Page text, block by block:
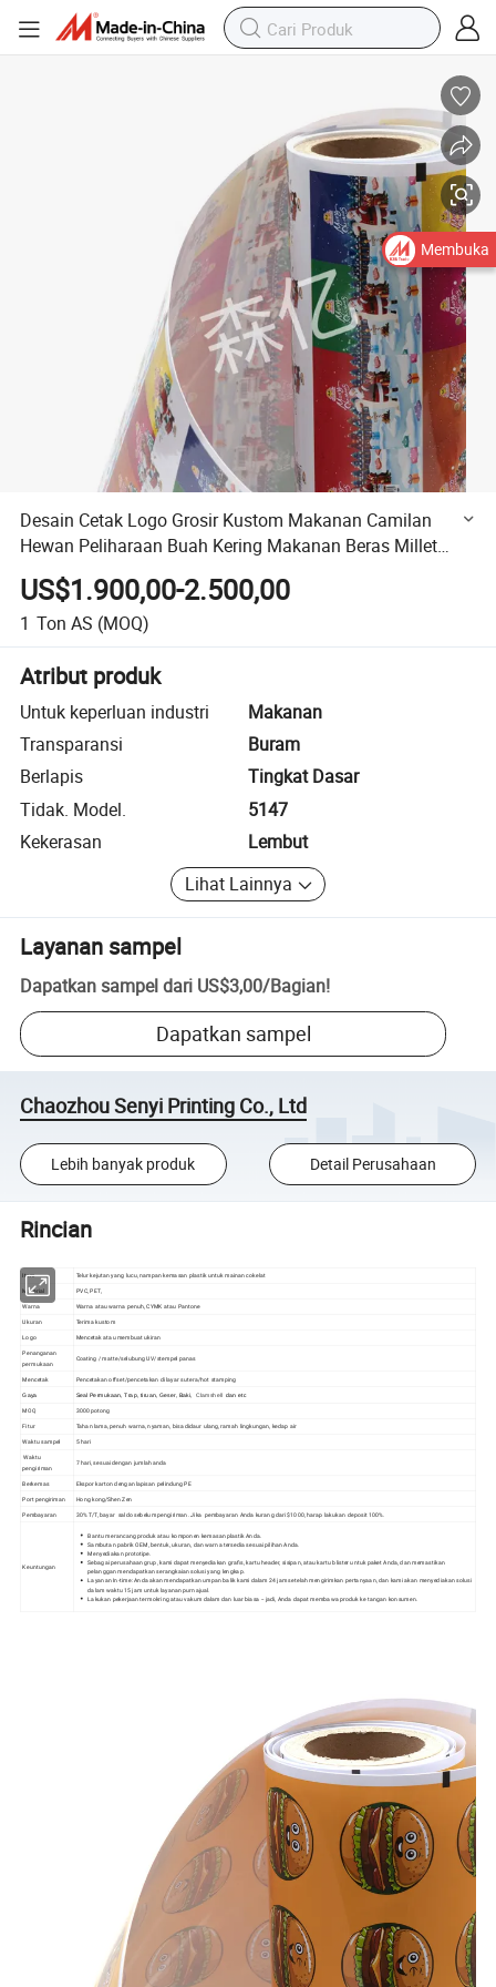
Desain Cetak Logo Grosir Kustom Makanan Camilan
Hewan Peliharaan Buah Kering Makanan Beras Millet
Kacang Kacangan Kacang Hijau Ubi Jalar Buah Kering
Cokelat Kompleks Kemasan Kopi Vakum
US$1.900,00-2.500,00
1 Ton AS (MOQ)
Atribut produk
Untuk keperluan industri
Makanan
Transparansi
Buram
Berlapis
Tingkat Dasar
Tidak. Model.
5147
Kekerasan
Lembut
Lihat Lainnya
Layanan sampel
Dapatkan sampel dari US$3,00/Bagian!
Dapatkan sampel
Chaozhou Senyi Printing Co., Ltd
Lebih banyak produk Detail Perusahaan
Rincian
Item Telur kejutan yang lucu, nampan kemasan plastik untuk mainan cokelat
Material PVC, PET,
Warna
Warna atau warna penuh, CYMK atau Pantone
Ukuran
Terima kustom
Logo Mencetak atau membuat ukiran
Penanganan
permukaan
Coating / matte/selubung UV/stempel panas
Mencetak Pencetakan offset/pencetakan di layar sutera/hot stamping
Gaya Seal Permukaan, Trap, tiruan, Geser, Baki, Clamshell dan etc
MOQ 3000 potong
Fitur
Tahan lama, penuh warna, nyaman, bisa didaur ulang, ramah lingkungan, kedap air
Waktu sampel
5 hari
Waktu
pengiriman
7 hari, sesuai dengan jumlah anda
Berkemas
Ekspor karton dengan lapisan pelindung PE
Port pengiriman
Hong kong/Shen Zen
Pembayaran
30% T/T, bayar saldo sebelum pengiriman. Jika pembayaran Anda kurang dari $1000, harap lakukan deposit 100%.
Keuntungan
Bantu merancang produk atau komponen kemasan plastik Anda.
Sambutan pabrik OEM, bentuk, ukuran, dan warna tersedia sesuai pilihan Anda.
Menyediakan prototipe.
Sebagai perusahaan grup, kami dapat menyediakan grafis, kartu header, sisipan, atau kartu blister untuk paket Anda, dan memastikan
pelanggan mendapatkan serangkaian solusi yang lengkap.
Layanan In-time: Anda akan mendapatkan umpan balik kami dalam 24 jam setelah mengirimkan pertanyaan, dan kami akan menyediakan solusi
dalam waktu 15 jam untuk layanan purnajual.
Lakukan pekerjaan termokring atau vakum dalam dan luar biasa -- jadi, Anda dapat membawa produk ke tangan konsumen.
Membuka